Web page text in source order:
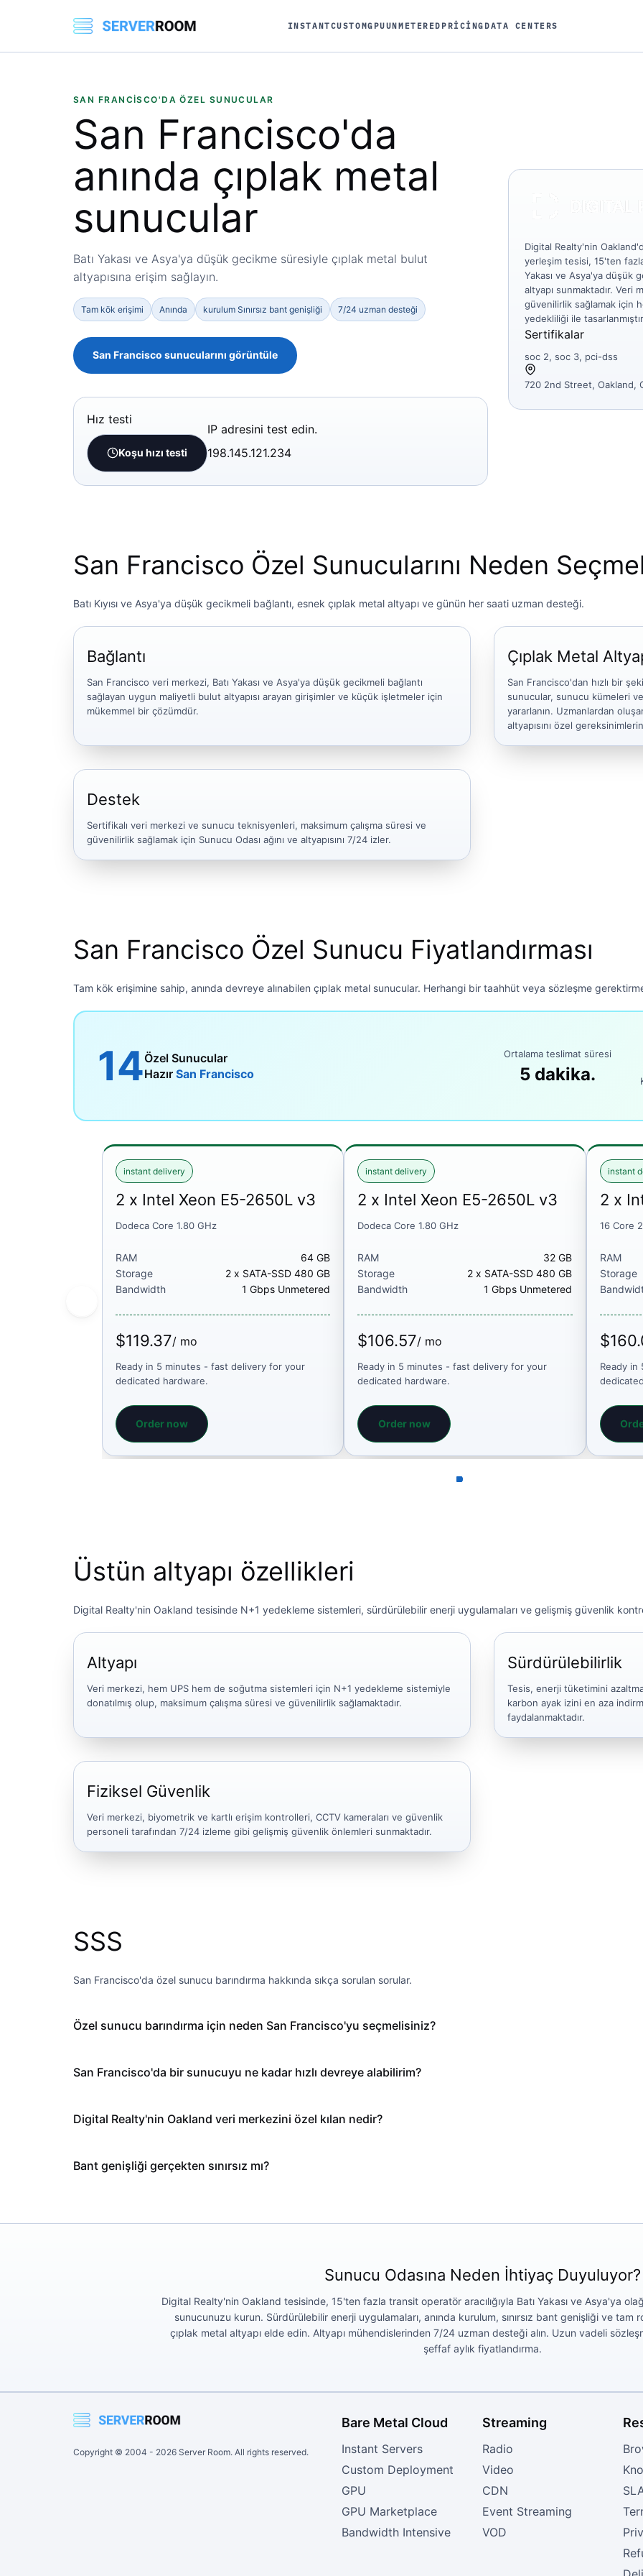
INSTANTCUSTOMGPUUNMETERED PRICING DATA CENTERS
SAN FRANCISCO'DA ÖZEL SUNUCULAR
San Francisco'da
anında çıplak metal
sunucular
Batı Yakası ve Asya'ya düşük gecikme süresiyle çıplak metal bulut
altyapısına erişim sağlayın.
Tam kök erişimi Anında kurulum Sınırsız bant genişliği 7/24 uzman desteği
San Francisco sunucularını görüntüle
Hız testi
Koşu hızı testi
IP adresini test edin.
198.145.121.234
Digital Realty'nin
yerleşim tesisi, 15'ten
Yakası ve Asya'ya düşük
altyapı sunmaktadır. Veri
güvenilirlik sağlamak için
yedekliliği ile
Sertifikalar
soc 2, soc 3, pci-dss
720 2nd Street, Oakland,
San Francisco Özel Sunucularını Neden
Batı Kıyısı ve Asya'ya düşük gecikmeli bağlantı, esnek çıplak metal altyapı ve günün her saati uzman desteği.
Bağlantı
San Francisco veri merkezi, Batı Yakası ve Asya'ya düşük gecikmeli bağlantı
sağlayan uygun maliyetli bulut altyapısı arayan girişimler ve küçük işletmeler için
mükemmel bir çözümdür.
Çıplak Metal
San Francisco'dan hızlı bir
sunucular, sunucu kümeleri
yararlanın. Uzmanlardan
altyapısını özel
Destek
Sertifikalı veri merkezi ve sunucu teknisyenleri, maksimum çalışma süresi ve
güvenilirlik sağlamak için Sunucu Odası ağını ve altyapısını 7/24 izler.
San Francisco Özel Sunucu Fiyatlandırması
Tam kök erişimine sahip, anında devreye alınabilen çıplak metal sunucular. Herhangi bir taahhüt veya sözleşme
14Özel Sunucular
Hazır San Francisco
Ortalama teslimat süresi
5 dakika.
instant delivery
2 x Intel Xeon E5-2650L v3
Dodeca Core 1.80 GHz
RAM
64 GB
Storage
2 x SATA-SSD 480 GB
Bandwidth
1 Gbps Unmetered
$119.37/ mo
Ready in 5 minutes - fast delivery for your
dedicated hardware.
Order now
instant delivery
2 x Intel Xeon E5-2650L v3
Dodeca Core 1.80 GHz
RAM
32 GB
Storage
2 x SATA-SSD 480 GB
Bandwidth
1 Gbps Unmetered
$106.57/ mo
Ready in 5 minutes - fast delivery for your
dedicated hardware.
Order now
instant
2 x
16 Core
RAM
Storage
Ready
Üstün altyapı özellikleri
Digital Realty'nin Oakland tesisinde N+1 yedekleme sistemleri, sürdürülebilir enerji uygulamaları ve gelişmiş güvenlik
Altyapı
Veri merkezi, hem UPS hem de soğutma sistemleri için N+1 yedekleme sistemiyle
donatılmış olup, maksimum çalışma süresi ve güvenilirlik sağlamaktadır.
Sürdürülebilirlik
Tesis, enerji tüketimini
karbon ayak izini en aza
faydalanmaktadır.
Fiziksel Güvenlik
Veri merkezi, biyometrik ve kartlı erişim kontrolleri, CCTV kameraları ve güvenlik
personeli tarafından 7/24 izleme gibi gelişmiş güvenlik önlemleri sunmaktadır.
SSS
San Francisco'da özel sunucu barındırma hakkında sıkça sorulan sorular.
Özel sunucu barındırma için neden San Francisco'yu seçmelisiniz?
San Francisco'da bir sunucuyu ne kadar hızlı devreye alabilirim?
Digital Realty'nin Oakland veri merkezini özel kılan nedir?
Bant genişliği gerçekten sınırsız mı?
Sunucu Odasına Neden İhtiyaç Duyuluyor?
Digital Realty'nin Oakland tesisinde, 15'ten fazla transit operatör aracılığıyla Batı Yakası ve Asya'ya
sunucunuzu kurun. Sürdürülebilir enerji uygulamaları, anında kurulum, sınırsız bant genişliği ve
çıplak metal altyapı elde edin. Altyapı mühendislerinden 7/24 uzman desteği alın. Uzun vadeli
şeffaf aylık fiyatlandırma.
Copyright © 2004 - 2026 Server Room. All rights reserved.
Bare Metal Cloud
Instant Servers
Custom Deployment
GPU
GPU Marketplace
Bandwidth Intensive
Streaming
Radio
Video
CDN
Event Streaming
VOD